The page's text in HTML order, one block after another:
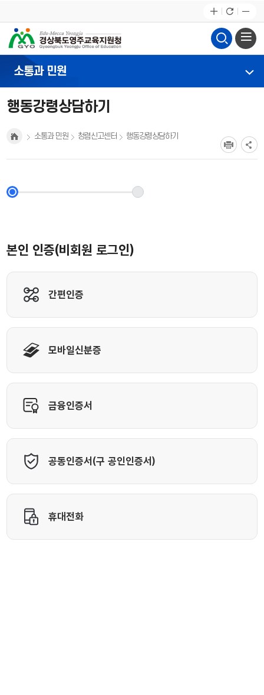
소통과 민원
소통과 민원 청렴신고센터 행동강령상담하기
행동강령상담하기